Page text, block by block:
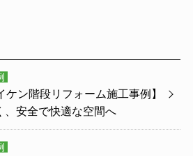
ン階段リフォーム施工事例】
、安全で快適な空間へ